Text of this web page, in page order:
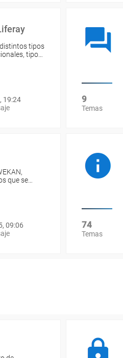
tipos
tipo…
19:24
9
Temas
que se…
09:06
74
Temas